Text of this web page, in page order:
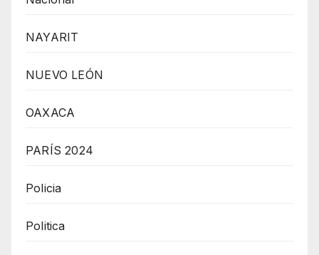
NAYARIT
NUEVO LEÓN
OAXACA
PARÍS 2024
Policia
Politica